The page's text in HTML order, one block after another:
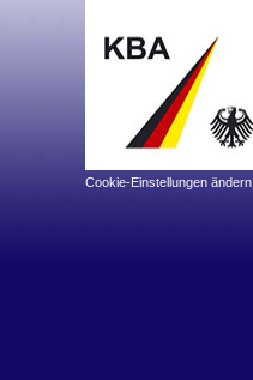
Cookie-Einstellungen ändern